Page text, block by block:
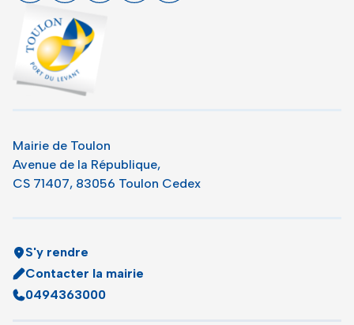
Mairie de Toulon
Avenue de la République,
CS 71407, 83056 Toulon Cedex
S'y rendre
Contacter la mairie
0494363000